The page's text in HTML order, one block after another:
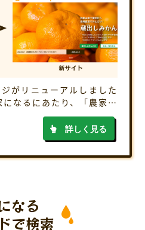
がリニューアルしました
なるにあたり、「農家だ
みかんの栽培情報や豆知
発信して、皆さんにみか
」そんな思いで、HP […]
詳しく見る
なる
で検索